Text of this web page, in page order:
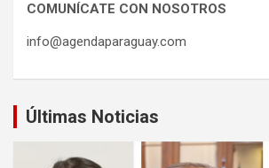
COMUNÍCATE CON NOSOTROS
info@agendaparaguay.com
Últimas Noticias